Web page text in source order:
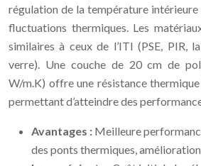
régulation de la température
fluctuations thermiques. Les
similaires à ceux de l’ITI (PSE, PIR,
verre). Une couche de 20 cm de
W/m.K) offre une résistance thermique
permettant d’atteindre des
Avantages : Meilleure
des ponts thermiques,